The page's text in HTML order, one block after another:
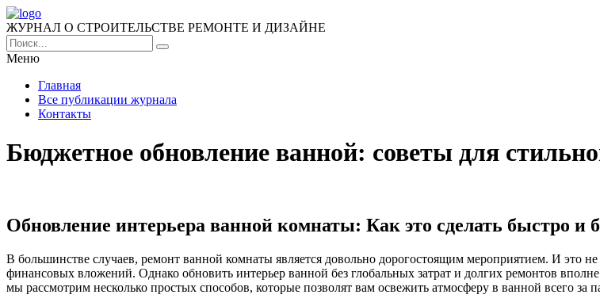
ЖУРНАЛ О СТРОИТЕЛЬСТВЕ РЕМОНТЕ И ДИЗАЙНЕ
Меню
Главная
Все публикации журнала
Контакты
Бюджетное обновление ванной: советы для
Обновление интерьера ванной комнаты: Как это сделать быстро и
В большинстве случаев, ремонт ванной комнаты является довольно дорогостоящим мероприятием. И это
финансовых вложений. Однако обновить интерьер ванной без глобальных затрат и долгих ремонтов
мы рассмотрим несколько простых способов, которые позволят вам освежить атмосферу в ванной всего за